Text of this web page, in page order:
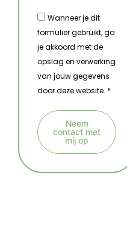
Wanneer je dit
formulier gebruikt, ga
je akkoord met de
opslag en verwerking
van jouw gegevens
door deze website. *
Neem
contact met
mij op
l